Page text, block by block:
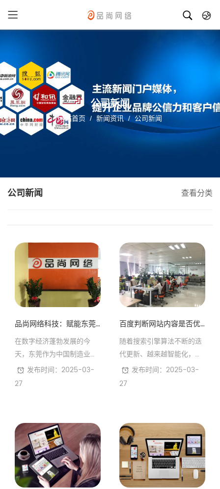
中文
英文
公司新闻
网站首页 / 新闻资讯 / 公司新闻
公司新闻 查看分类
品尚网络科技：赋能东莞企业数字化营销的本地化专家
在数字经济蓬勃发展的今
天，东莞作为中国制造业与
外贸重镇，企业对网络营销
的需求日益旺盛。东莞市品
多中小企业数字化转型的首
选合作伙伴。我们以“技术
+服务”双驱动，助力企业在
竞争激烈的市场中精准获
客、高效转化。
发布时间：2025-03-
27
百度判断网站内容是否优质的5个标准
随着搜索引擎算法不断的迭
代更新、越来越智能化，对
于优质内容的判断标准也是
在不同阶段有不同的要求。
司与大家一起探讨下。
发布时间：2025-03-
27